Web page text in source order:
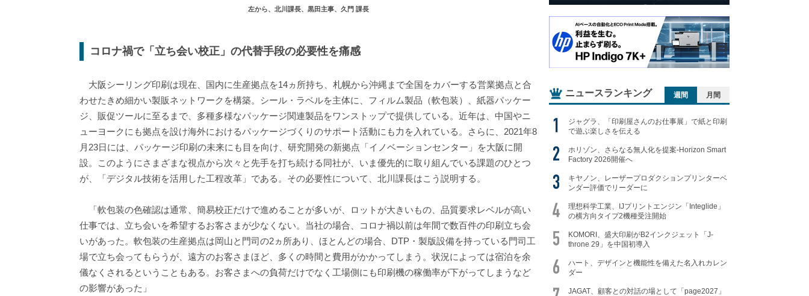
左から、北川課長、黒田主事、久門 課長
コロナ禍で「立ち会い校正」の代替手段の必要性を痛感
大阪シーリング印刷は現在、国内に生産拠点を14ヵ所持ち、札幌から沖縄まで全国をカバーする営業拠点と合
わせたきめ細かい製販ネットワークを構築。シール・ラベルを主体に、フィルム製品（軟包装）、紙器パッケー
ジ、販促ツールに至るまで、多種多様なパッケージ関連製品をワンストップで提供している。近年は、中国やニ
ューヨークにも拠点を設け海外におけるパッケージづくりのサポート活動にも力を入れている。さらに、2021年8
月23日には、パッケージ印刷の未来にも目を向け、研究開発の新拠点「イノベーションセンター」を大阪に開
設。このようにさまざまな視点から次々と先手を打ち続ける同社が、いま優先的に取り組んでいる課題のひとつ
が、「デジタル技術を活用した工程改革」である。その必要性について、北川課長はこう説明する。
「軟包装の色確認は通常、簡易校正だけで進めることが多いが、ロットが大きいもの、品質要求レベルが高い
仕事では、立ち会いを希望するお客さまが少なくない。当社の場合、コロナ禍以前は年間で数百件の印刷立ち会
いがあった。軟包装の生産拠点は岡山と門司の2ヵ所あり、ほとんどの場合、DTP・製版設備を持っている門司工
場で立ち会ってもらうが、遠方のお客さまほど、多くの時間と費用がかかってしまう。状況によっては宿泊を余
儀なくされるということもある。お客さまへの負荷だけでなく工場側にも印刷機の稼働率が下がってしまうなど
の影響があった」
ニュースランキング 週間 月間
ジャグラ、「印刷屋さんのお仕事展」で紙と印刷
で遊ぶ楽しさを伝える
ホリゾン、さらなる無人化を提案-Horizon Smart
Factory 2026開催へ
キヤノン、レーザープロダクションプリンターベ
ンダー評価でリーダーに
理想科学工業、IJプリントエンジン「Integlide」
の横方向タイプ2機種受注開始
KOMORI、盛大印刷がB2インクジェット「J-
throne 29」を中国初導入
ハート、デザインと機能性を備えた名入れカレン
ダー
JAGAT、顧客との対話の場として「page2027」